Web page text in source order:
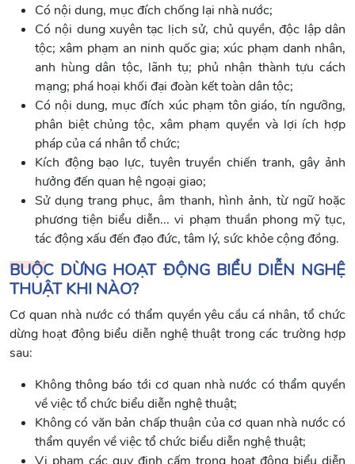
Có nội dung, mục đích chống lại nhà nước;
Có nội dung xuyên tạc lịch sử, chủ quyền, độc lập dân
tộc; xâm phạm an ninh quốc gia; xúc phạm danh nhân,
anh hùng dân tộc, lãnh tụ; phủ nhận thành tựu cách
mạng; phá hoại khối đại đoàn kết toàn dân tộc;
Có nội dung, mục đích xúc phạm tôn giáo, tín ngưỡng,
phân biệt chủng tộc, xâm phạm quyền và lợi ích hợp
pháp của cá nhân tổ chức;
Kích động bạo lực, tuyên truyền chiến tranh, gây ảnh
hưởng đến quan hệ ngoại giao;
Sử dụng trang phục, âm thanh, hình ảnh, từ ngữ hoặc
phương tiện biểu diễn... vi phạm thuần phong mỹ tục,
tác động xấu đến đạo đức, tâm lý, sức khỏe cộng đồng.
BUỘC DỪNG HOẠT ĐỘNG BIỂU DIỄN NGHỆ
THUẬT KHI NÀO?
Cơ quan nhà nước có thẩm quyền yêu cầu cá nhân, tổ chức
dừng hoạt động biểu diễn nghệ thuật trong các trường hợp
sau:
Không thông báo tới cơ quan nhà nước có thẩm quyền
về việc tổ chức biểu diễn nghệ thuật;
Không có văn bản chấp thuận của cơ quan nhà nước có
thẩm quyền về việc tổ chức biểu diễn nghệ thuật;